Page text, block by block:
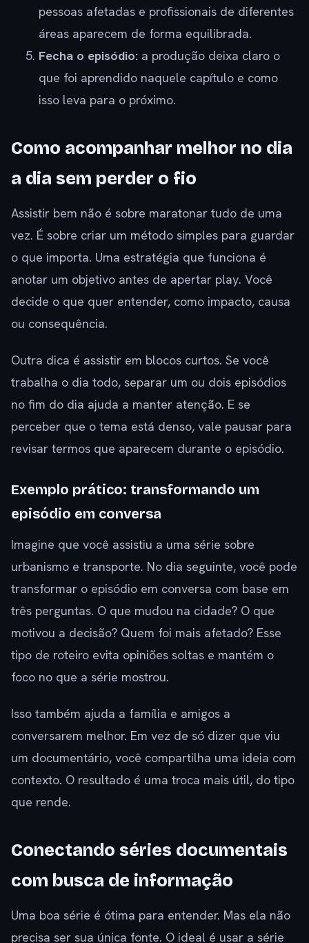
pessoas afetadas e profissionais de diferentes
áreas aparecem de forma equilibrada.
Fecha o episódio: a produção deixa claro o
que foi aprendido naquele capítulo e como
isso leva para o próximo.
Como acompanhar melhor no dia
a dia sem perder o fio
Assistir bem não é sobre maratonar tudo de uma
vez. É sobre criar um método simples para guardar
o que importa. Uma estratégia que funciona é
anotar um objetivo antes de apertar play. Você
decide o que quer entender, como impacto, causa
ou consequência.
Outra dica é assistir em blocos curtos. Se você
trabalha o dia todo, separar um ou dois episódios
no fim do dia ajuda a manter atenção. E se
perceber que o tema está denso, vale pausar para
revisar termos que aparecem durante o episódio.
Exemplo prático: transformando um
episódio em conversa
Imagine que você assistiu a uma série sobre
urbanismo e transporte. No dia seguinte, você pode
transformar o episódio em conversa com base em
três perguntas. O que mudou na cidade? O que
motivou a decisão? Quem foi mais afetado? Esse
tipo de roteiro evita opiniões soltas e mantém o
foco no que a série mostrou.
Isso também ajuda a família e amigos a
conversarem melhor. Em vez de só dizer que viu
um documentário, você compartilha uma ideia com
contexto. O resultado é uma troca mais útil, do tipo
que rende.
Conectando séries documentais
com busca de informação
Uma boa série é ótima para entender. Mas ela não
precisa ser sua única fonte. O ideal é usar a série